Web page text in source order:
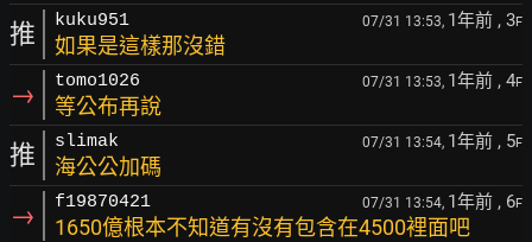
推 kuku951 07/31 13:53, 1年前 , 3F
如果是這樣那沒錯
→ tomo1026 07/31 13:53, 1年前 , 4F
等公布再說
推 slimak 07/31 13:54, 1年前 , 5F
海公公加碼
→ f19870421 07/31 13:54, 1年前 , 6F
1650億根本不知道有沒有包含在4500裡面吧